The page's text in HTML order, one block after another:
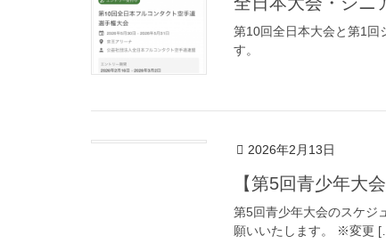
第10回全日本大会と第1回
す。
2026年2月13日
【第5回青少年大
第5回青少年大会のスケジ
願いいたします。 ※変更